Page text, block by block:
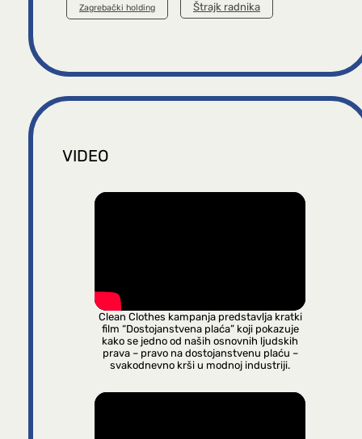
Zagrebački holding Štrajk radnika
VIDEO
Clean Clothes kampanja predstavlja kratki
film “Dostojanstvena plaća” koji pokazuje
kako se jedno od naših osnovnih ljudskih
prava – pravo na dostojanstvenu plaću –
svakodnevno krši u modnoj industriji.